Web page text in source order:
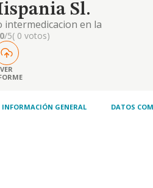
Sl.
intermedicacion en la
venta, distribución,
de bienes
y productos de uso y
al automóvil,
ciclismo, concesionarios y
imprenta,..
0/5( 0 votos)
VER
INFORMACIÓN GENERAL DATOS